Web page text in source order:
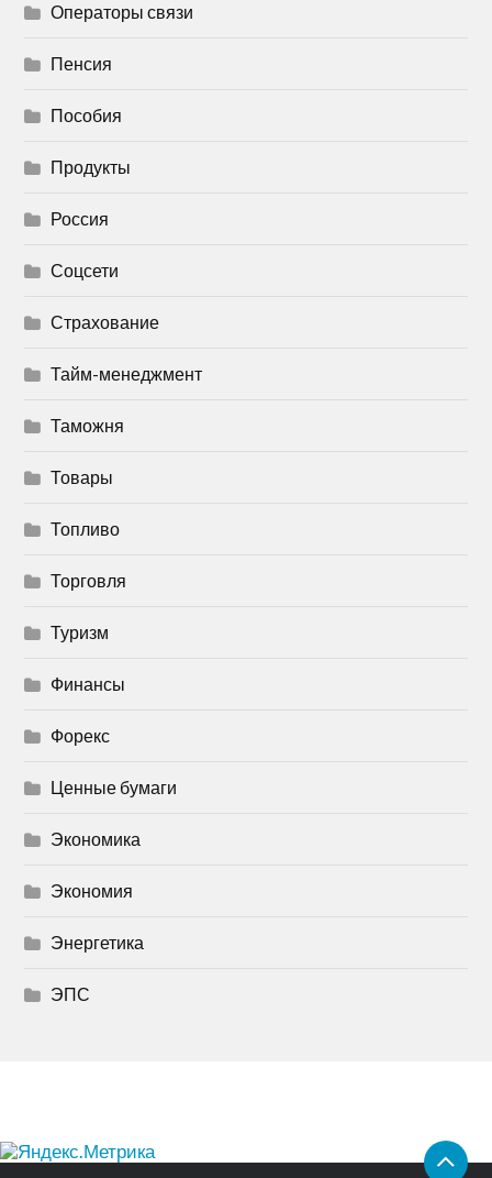
Операторы связи
Пенсия
Пособия
Продукты
Россия
Соцсети
Страхование
Тайм-менеджмент
Таможня
Товары
Топливо
Торговля
Туризм
Финансы
Форекс
Ценные бумаги
Экономика
Экономия
Энергетика
ЭПС